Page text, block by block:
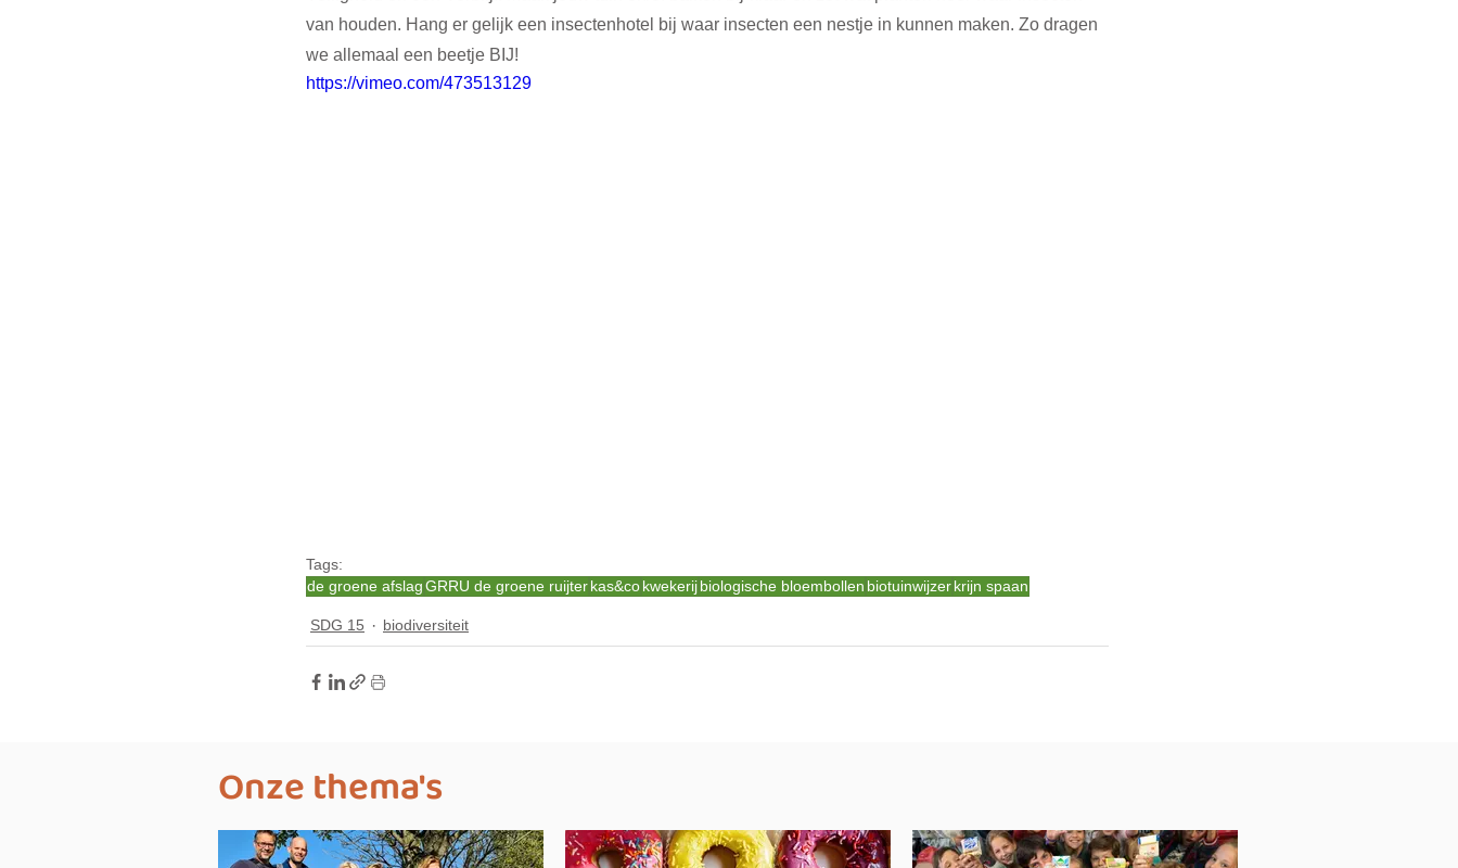
van houden. Hang er gelijk een insectenhotel bij waar insecten een nestje in kunnen maken. Zo dragen
we allemaal een beetje BIJ!
https://vimeo.com/473513129
Tags:
de groene afslagGRRU de groene ruijterkas&cokwekerijbiologische bloembollen biotuinwijzerkrijn spaan
SDG 15 biodiversiteit
Onze thema's